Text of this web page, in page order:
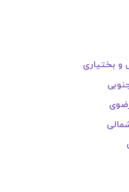
و بختیاری